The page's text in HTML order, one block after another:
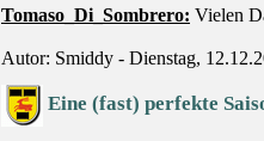
Tomaso_Di_Sombrero: Vielen
Autor: Smiddy - Dienstag,
Eine (fast) perfekte